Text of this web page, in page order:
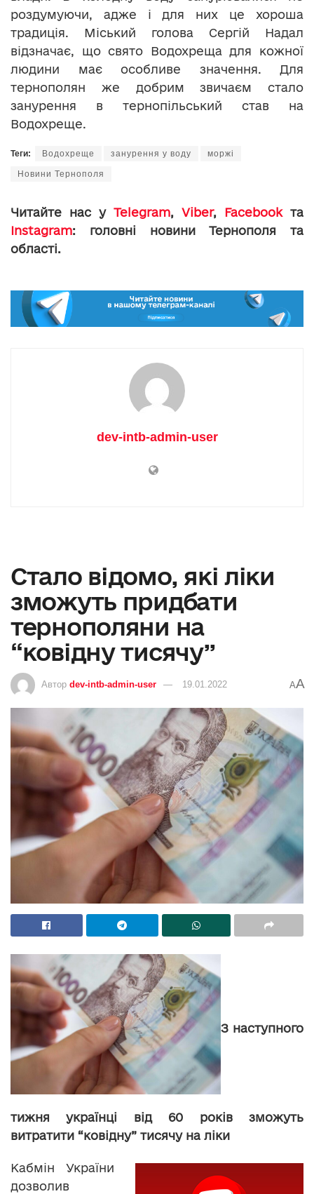
роздумуючи, адже і для них це хороша
традиція. Міський голова Сергій Надал
відзначає, що свято Водохреща для кожної
людини має особливе значення. Для
тернополян же добрим звичаєм стало
занурення в тернопільський став на
Водохреще.
Теги: Водохреще занурення у воду моржі
Новини Тернополя
Читайте нас у Telegram, Viber, Facebookта
Instagram: головні новини Тернополя та
області.
dev-intb-admin-user
Стало відомо, які ліки
зможуть придбати
тернополяни на
“ковідну тисячу”
Автор dev-intb-admin-user 19.01.2022 AA
З наступного
тижня українці від 60 років зможуть
витратити “ковідну” тисячу на ліки
Кабмін України
дозволив